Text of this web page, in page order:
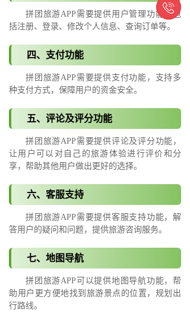
拼团旅游APP需要提供用户管理功能，包
括注册、登录、修改个人信息、查询订单等。
四、支付功能
拼团旅游APP需要提供支付功能，支持多
种支付方式，保障用户的资金安全。
五、评论及评分功能
拼团旅游APP需要提供评论及评分功能，
让用户可以对自己的旅游体验进行评价和分
享，帮助其他用户做出更好的选择。
六、客服支持
拼团旅游APP需要提供客服支持功能，解
答用户的疑问和问题，提供旅游咨询服务。
七、地图导航
拼团旅游APP可以提供地图导航功能，帮
助用户更方便地找到旅游景点的位置，规划出
行路线。
